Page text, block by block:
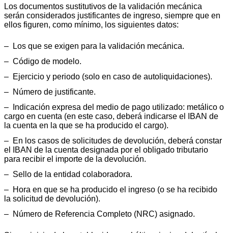
Los documentos sustitutivos de la validación mecánica
serán considerados justificantes de ingreso, siempre que en
ellos figuren, como mínimo, los siguientes datos:
‒ Los que se exigen para la validación mecánica.
‒ Código de modelo.
‒ Ejercicio y periodo (solo en caso de autoliquidaciones).
‒ Número de justificante.
‒ Indicación expresa del medio de pago utilizado: metálico o
cargo en cuenta (en este caso, deberá indicarse el IBAN de
la cuenta en la que se ha producido el cargo).
‒ En los casos de solicitudes de devolución, deberá constar
el IBAN de la cuenta designada por el obligado tributario
para recibir el importe de la devolución.
‒ Sello de la entidad colaboradora.
‒ Hora en que se ha producido el ingreso (o se ha recibido
la solicitud de devolución).
‒ Número de Referencia Completo (NRC) asignado.